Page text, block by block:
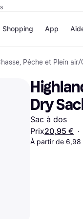
Options de
paiement
Payer maintenant
Paiement en 3 fois
Paiement à 30 jours
Klarna sur Apple Pay
Shopping
Magasins
Airbnb
Temu
JD
App
Pêche et Plein air/
Dry
Sac à dos
Prix20,95 € ·
À partir de 6,98